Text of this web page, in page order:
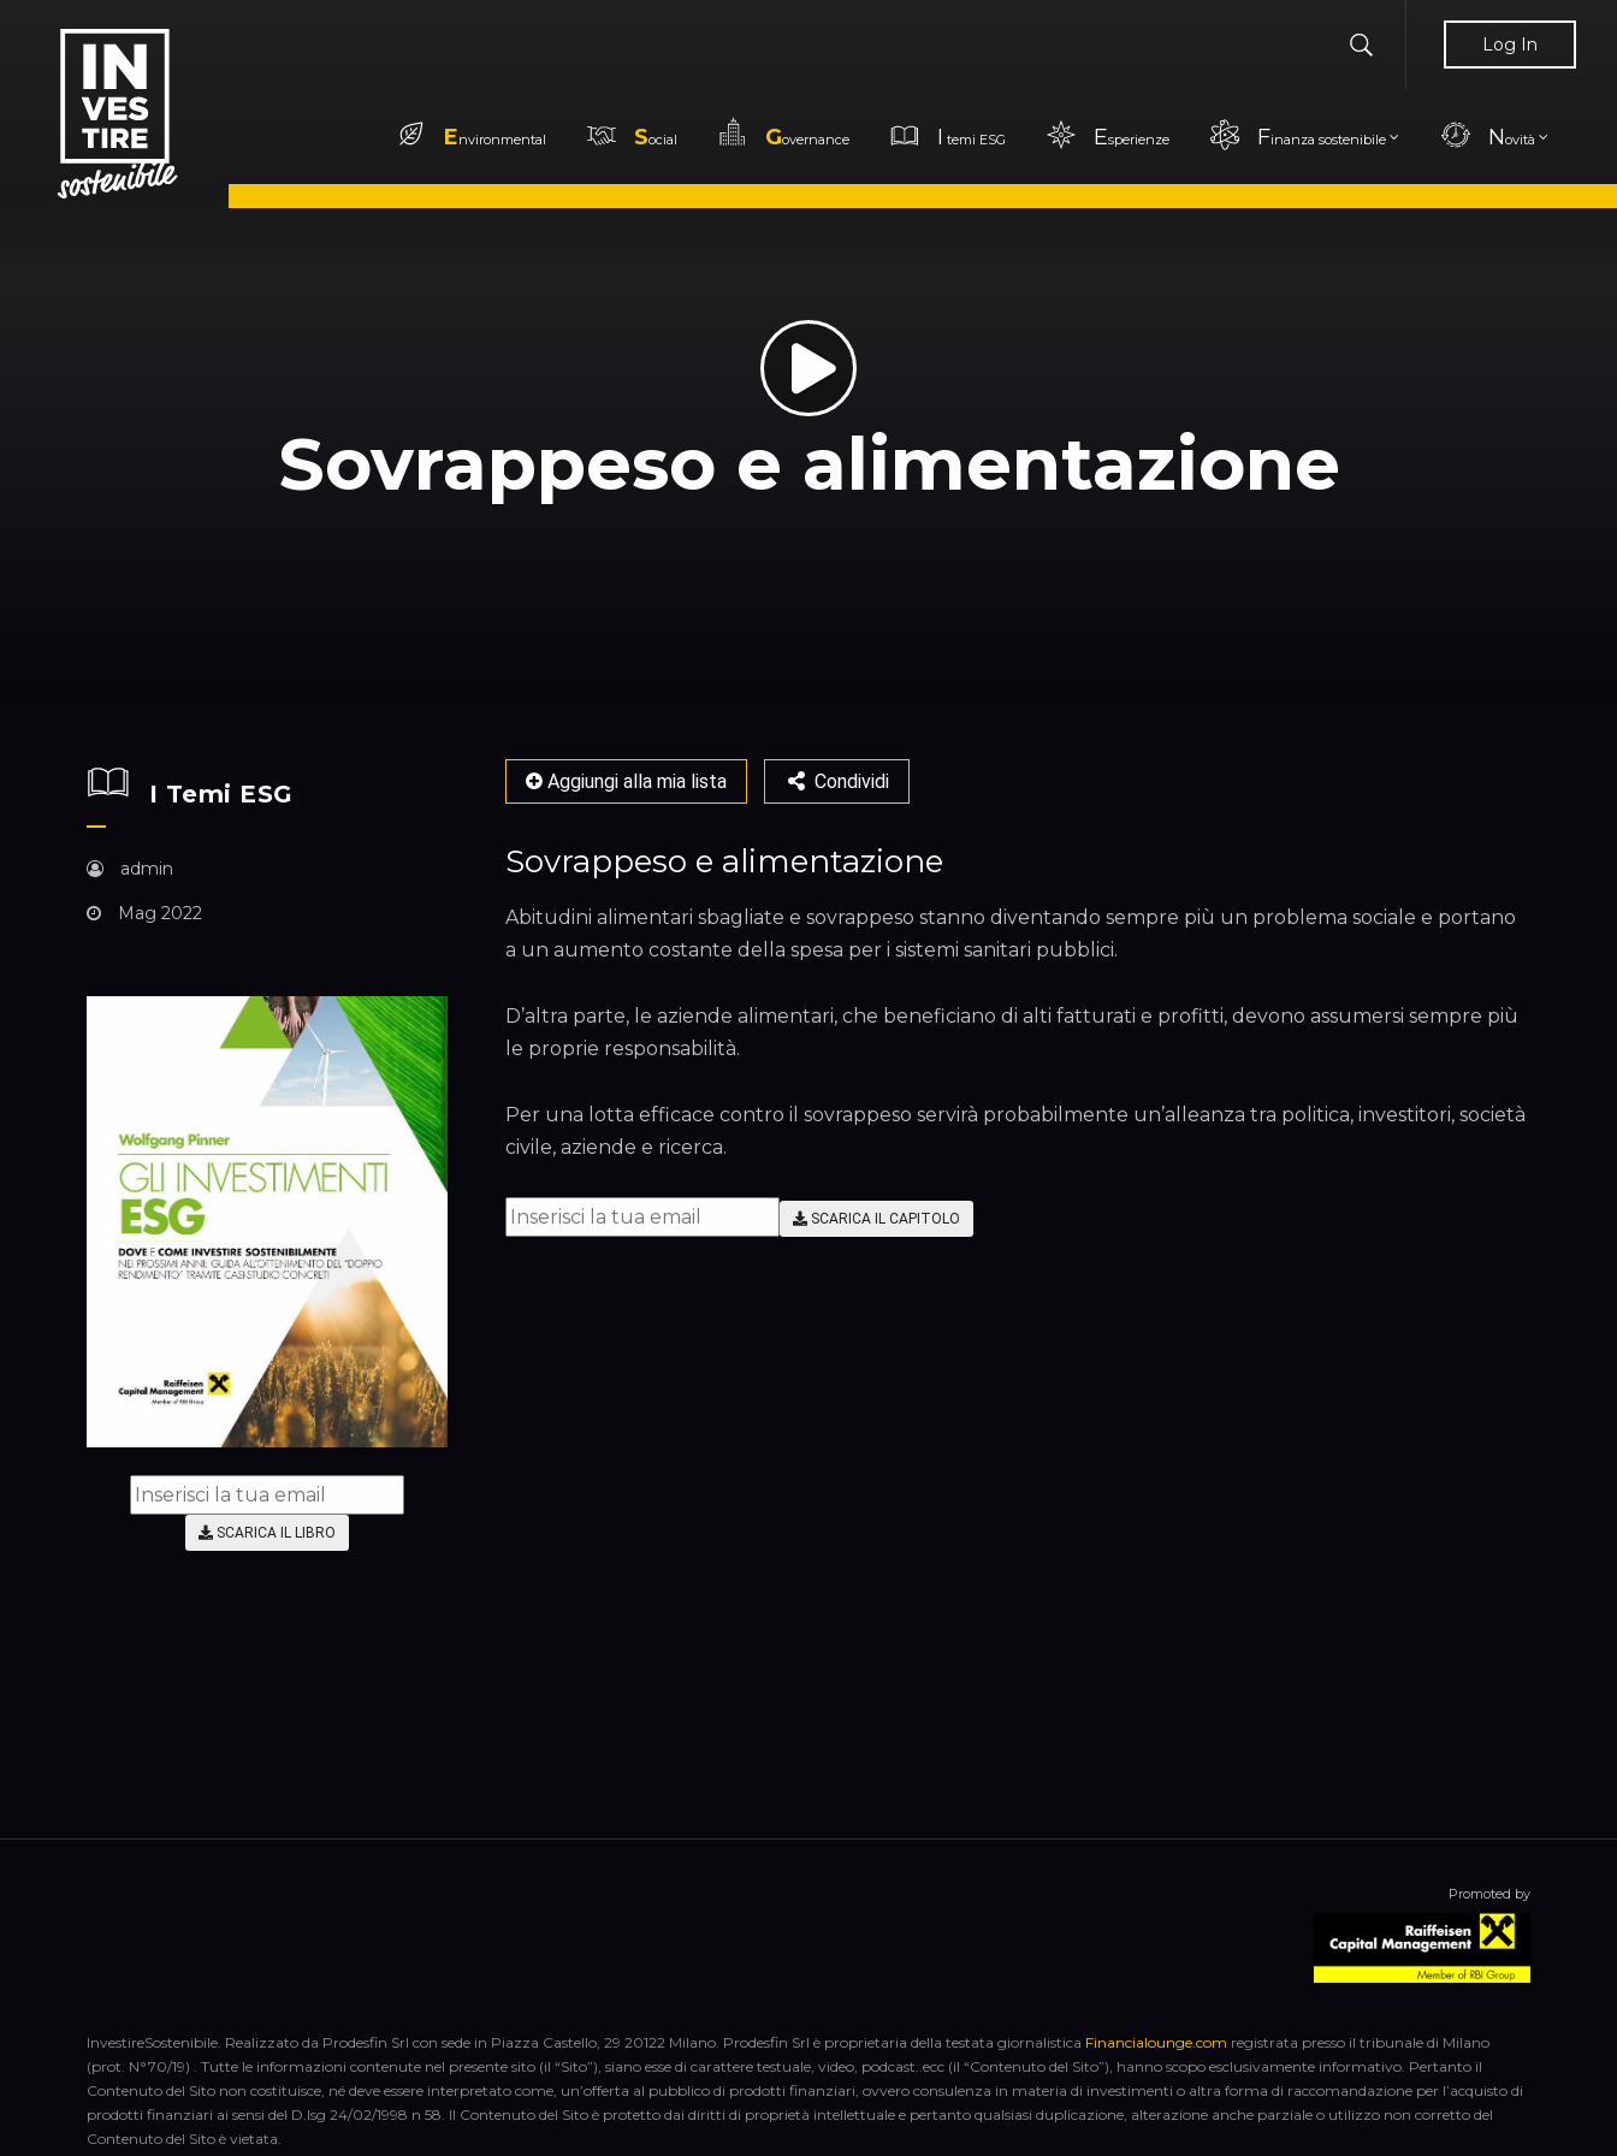
Log In
Environmental Social Governance I temi ESG Esperienze Finanza sostenibile Novità
Sovrappeso e alimentazione
Aggiungi alla mia lista Condividi
Sovrappeso e alimentazione
Abitudini alimentari sbagliate e sovrappeso stanno diventando sempre più un problema sociale e portano
a un aumento costante della spesa per i sistemi sanitari pubblici.
D’altra parte, le aziende alimentari, che beneficiano di alti fatturati e profitti, devono assumersi sempre più
le proprie responsabilità.
Per una lotta efficace contro il sovrappeso servirà probabilmente un’alleanza tra politica, investitori, società
civile, aziende e ricerca.
SCARICA IL CAPITOLO
I Temi ESG
admin
Mag 2022
SCARICA IL LIBRO
Promoted by
InvestireSostenibile. Realizzato da Prodesfin Srl con sede in Piazza Castello, 29 20122 Milano. Prodesfin Srl è proprietaria della testata giornalistica Financialounge.com registrata presso il tribunale di Milano
(prot. N°70/19) . Tutte le informazioni contenute nel presente sito (il “Sito”), siano esse di carattere testuale, video, podcast..ecc (il “Contenuto del Sito”), hanno scopo esclusivamente informativo. Pertanto il
Contenuto del Sito non costituisce, né deve essere interpretato come, un’offerta al pubblico di prodotti finanziari, ovvero consulenza in materia di investimenti o altra forma di raccomandazione per l’acquisto di
prodotti finanziari ai sensi del D.lsg 24/02/1998 n 58. Il Contenuto del Sito è protetto dai diritti di proprietà intellettuale e pertanto qualsiasi duplicazione, alterazione anche parziale o utilizzo non corretto del
Contenuto del Sito è vietata.